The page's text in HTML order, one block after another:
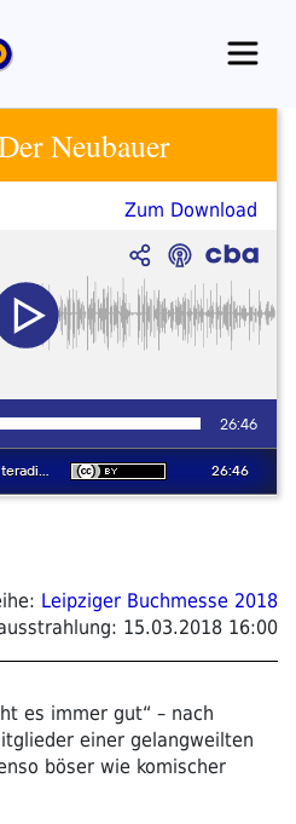
Neubauer
Zum Download
Leipziger Buchmesse 2018
15.03.2018 16:00
es immer gut“ – nach
einer gelangweilten
böser wie komischer